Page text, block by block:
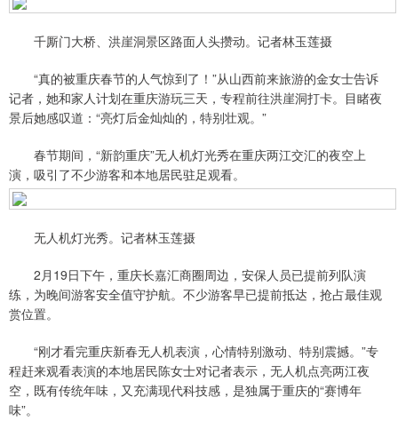
千厮门大桥、洪崖洞景区路面人头攒动。记者林玉莲摄
“真的被重庆春节的人气惊到了！”从山西前来旅游的金女士告诉
记者，她和家人计划在重庆游玩三天，专程前往洪崖洞打卡。目睹夜
景后她感叹道：“亮灯后金灿灿的，特别壮观。”
春节期间，“新韵重庆”无人机灯光秀在重庆两江交汇的夜空上
演，吸引了不少游客和本地居民驻足观看。
无人机灯光秀。记者林玉莲摄
2月19日下午，重庆长嘉汇商圈周边，安保人员已提前列队演
练，为晚间游客安全值守护航。不少游客早已提前抵达，抢占最佳观
赏位置。
“刚才看完重庆新春无人机表演，心情特别激动、特别震撼。”专
程赶来观看表演的本地居民陈女士对记者表示，无人机点亮两江夜
空，既有传统年味，又充满现代科技感，是独属于重庆的“赛博年
味”。